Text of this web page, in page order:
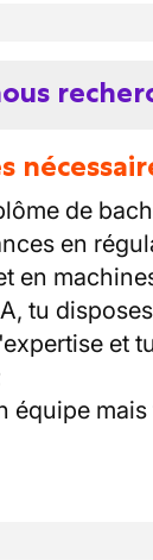
de
en
en
tu
et
équipe